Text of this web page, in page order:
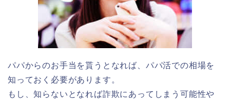
パパからのお手当を貰うとなれば、パパ活での相場を
知っておく必要があります。
もし、知らないとなれば詐欺にあってしまう可能性や